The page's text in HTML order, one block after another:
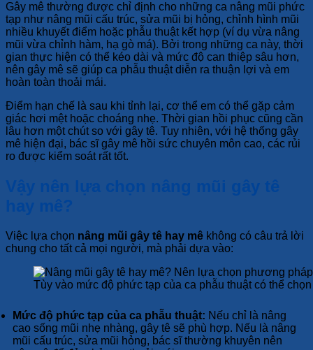
Gây mê thường được chỉ định cho những ca nâng mũi phức
tạp như nâng mũi cấu trúc, sửa mũi bị hỏng, chỉnh hình mũi
nhiều khuyết điểm hoặc phẫu thuật kết hợp (ví dụ vừa nâng
mũi vừa chỉnh hàm, hạ gò má). Bởi trong những ca này, thời
gian thực hiện có thể kéo dài và mức độ can thiệp sâu hơn,
nên gây mê sẽ giúp ca phẫu thuật diễn ra thuận lợi và em
hoàn toàn thoải mái.
Điểm hạn chế là sau khi tỉnh lại, cơ thể em có thể gặp cảm
giác hơi mệt hoặc choáng nhẹ. Thời gian hồi phục cũng cần
lâu hơn một chút so với gây tê. Tuy nhiên, với hệ thống gây
mê hiện đại, bác sĩ gây mê hồi sức chuyên môn cao, các rủi
ro được kiểm soát rất tốt.
Vậy nên lựa chọn nâng mũi gây tê
hay mê?
Việc lựa chọn nâng mũi gây tê hay mê không có câu trả lời
chung cho tất cả mọi người, mà phải dựa vào:
Tùy vào mức độ phức tạp của ca phẫu thuật có thể
Mức độ phức tạp của ca phẫu thuật: Nếu chỉ là nâng
cao sống mũi nhẹ nhàng, gây tê sẽ phù hợp. Nếu là nâng
mũi cấu trúc, sửa mũi hỏng, bác sĩ thường khuyên nên